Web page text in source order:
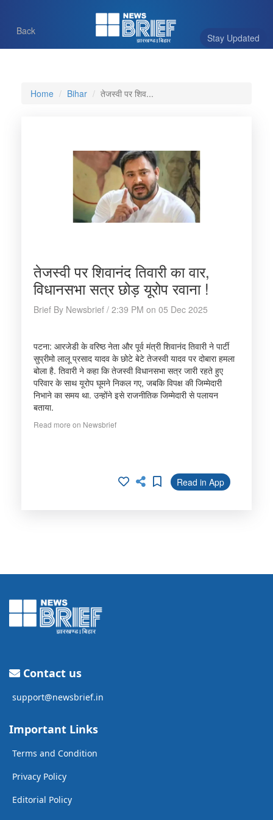
Stay Updated
Back
Home Bihar तेजस्‍वी पर शिव...
तेजस्‍वी पर शिवानंद तिवारी का वार,
विधानसभा सत्र छोड़ यूरोप रवाना !
Brief By Newsbrief / 2:39 PM on 05 Dec 2025
पटना: आरजेडी के वरिष्ठ नेता और पूर्व मंत्री शिवानंद तिवारी ने पार्टी
सुप्रीमो लालू प्रसाद यादव के छोटे बेटे तेजस्वी यादव पर दोबारा हमला
बोला है. तिवारी ने कहा कि तेजस्वी विधानसभा सत्र जारी रहते हुए
परिवार के साथ यूरोप घूमने निकल गए, जबकि विपक्ष की जिम्मेदारी
निभाने का समय था. उन्होंने इसे राजनीतिक जिम्मेदारी से पलायन
बताया.
Read more on Newsbrief
Read in App
Contact us
support@newsbrief.in
Important Links
Terms and Condition
Privacy Policy
Editorial Policy